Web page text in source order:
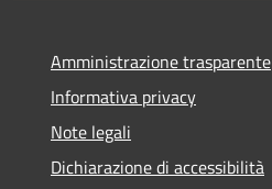
Amministrazione trasparente
Informativa privacy
Note legali
Dichiarazione di accessibilità